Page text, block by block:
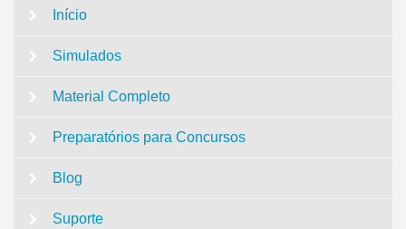
Início
Simulados
Material Completo
Preparatórios para Concursos
Blog
Suporte